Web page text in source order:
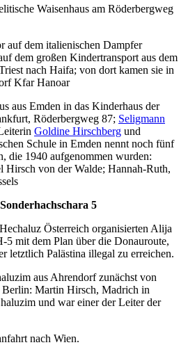
Waisenhaus am Röderbergweg
auf dem italienischen Dampfer
dem großen Kindertransport aus dem
nach Haifa; von dort kamen sie in
Kfar Hanoar
aus Emden in das Kinderhaus der
Röderbergweg 87; Seligmann
Goldine Hirschberg und
Schule in Emden nennt noch fünf
die 1940 aufgenommen wurden:
Hirsch von der Walde; Hannah-Ruth,
5
Österreich organisierten Alija
5 mit dem Plan über die Donauroute,
letztlich Palästina illegal zu erreichen.
aus Ahrendorf zunächst von
Martin Hirsch, Madrich in
und war einer der Leiter der
nach Wien.